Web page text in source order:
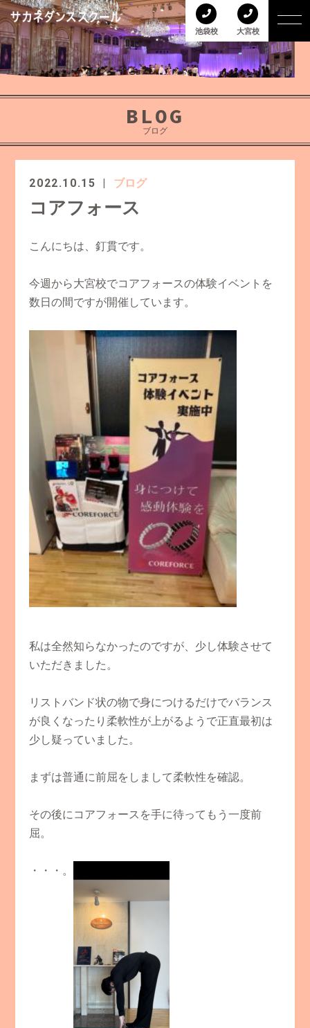
池袋校 大宮校
BLOG
ブログ
2022.10.15 ブログ
コアフォース
こんにちは、釘貫です。
今週から大宮校でコアフォースの体験イベントを
数日の間ですが開催しています。
私は全然知らなかったのですが、少し体験させて
いただきました。
リストバンド状の物で身につけるだけでバランス
が良くなったり柔軟性が上がるようで正直最初は
少し疑っていました。
まずは普通に前屈をしまして柔軟性を確認。
その後にコアフォースを手に待ってもう一度前
屈。
・・・。